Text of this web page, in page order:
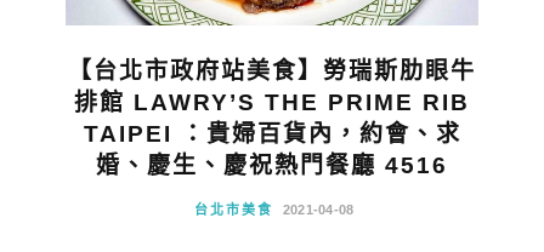
【台北市政府站美食】勞瑞斯肋眼牛
排館 LAWRY’S THE PRIME RIB
TAIPEI ：貴婦百貨內，約會、求
婚、慶生、慶祝熱門餐廳 4516
台北市美食 2021-04-08